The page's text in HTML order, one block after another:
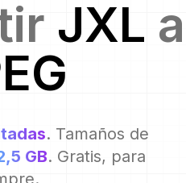
JXL a
. Tamaños de
GB. Gratis, para